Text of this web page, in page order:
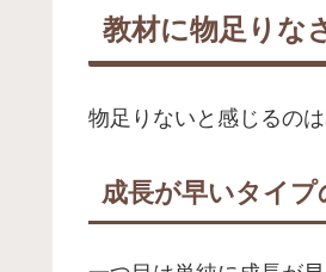
教材に物足りな
物足りないと感じるの
成長が早いタイプ